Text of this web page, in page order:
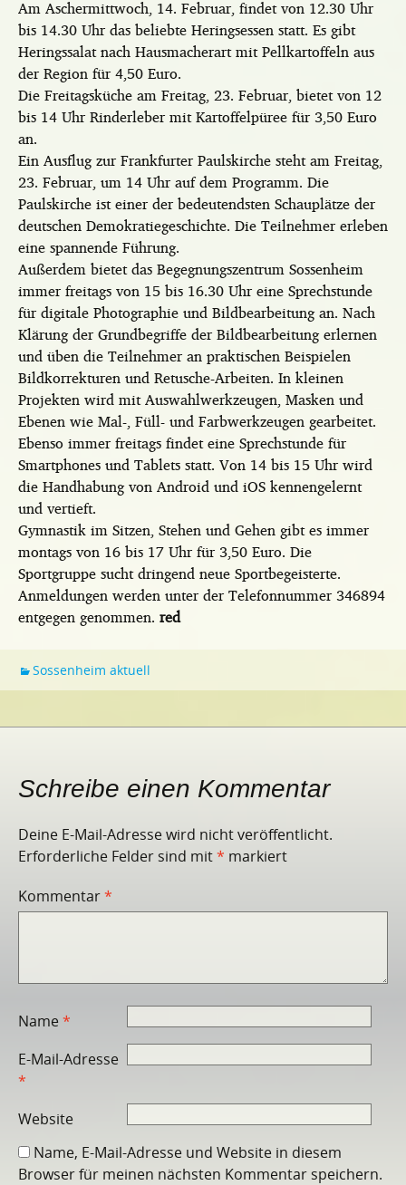
Am Aschermittwoch, 14. Februar, findet von 12.30 Uhr
bis 14.30 Uhr das beliebte Heringsessen statt. Es gibt
Heringssalat nach Hausmacherart mit Pellkartoffeln aus
der Region für 4,50 Euro.
Die Freitagsküche am Freitag, 23. Februar, bietet von 12
bis 14 Uhr Rinderleber mit Kartoffelpüree für 3,50 Euro
an.
Ein Ausflug zur Frankfurter Paulskirche steht am Freitag,
23. Februar, um 14 Uhr auf dem Programm. Die
Paulskirche ist einer der bedeutendsten Schauplätze der
deutschen Demokratiegeschichte. Die Teilnehmer erleben
eine spannende Führung.
Außerdem bietet das Begegnungszentrum Sossenheim
immer freitags von 15 bis 16.30 Uhr eine Sprechstunde
für digitale Photographie und Bildbearbeitung an. Nach
Klärung der Grundbegriffe der Bildbearbeitung erlernen
und üben die Teilnehmer an praktischen Beispielen
Bildkorrekturen und Retusche-Arbeiten. In kleinen
Projekten wird mit Auswahlwerkzeugen, Masken und
Ebenen wie Mal-, Füll- und Farbwerkzeugen gearbeitet.
Ebenso immer freitags findet eine Sprechstunde für
Smartphones und Tablets statt. Von 14 bis 15 Uhr wird
die Handhabung von Android und iOS kennengelernt
und vertieft.
Gymnastik im Sitzen, Stehen und Gehen gibt es immer
montags von 16 bis 17 Uhr für 3,50 Euro. Die
Sportgruppe sucht dringend neue Sportbegeisterte.
Anmeldungen werden unter der Telefonnummer 346894
entgegen genommen. red
Sossenheim aktuell
Schreibe einen Kommentar
Deine E-Mail-Adresse wird nicht veröffentlicht.
Erforderliche Felder sind mit* markiert
Kommentar*
Name*
E-Mail-Adresse
*
Website
Name, E-Mail-Adresse und Website in diesem
Browser für meinen nächsten Kommentar speichern.